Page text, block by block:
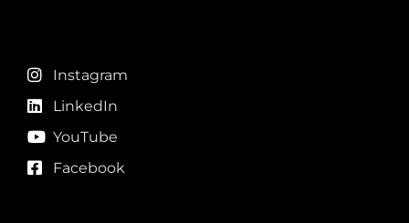
Instagram
LinkedIn
YouTube
Facebook